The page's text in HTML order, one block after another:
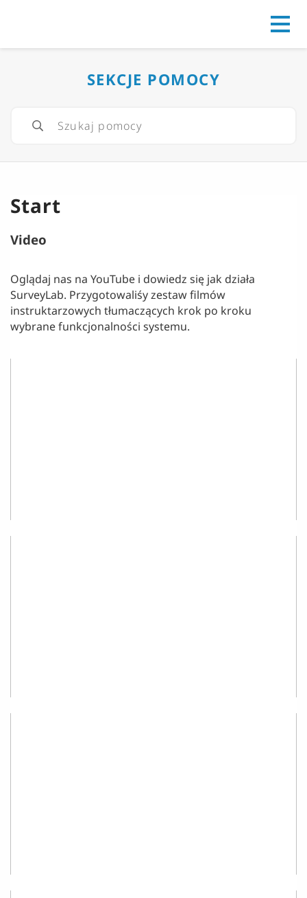
SEKCJE POMOCY
Start
Video
Oglądaj nas na YouTube i dowiedz się jak działa
SurveyLab. Przygotowaliśy zestaw filmów
instruktarzowych tłumaczących krok po kroku
wybrane funkcjonalności systemu.